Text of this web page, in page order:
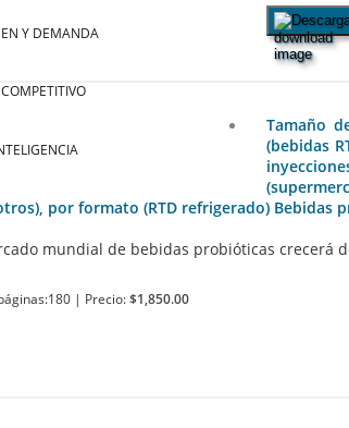
Y DEMANDA
Tamaño
(bebidas
por formato (RTD refrigerado)
mundial de bebidas probióticas crecerá
| Precio:$1,850.00